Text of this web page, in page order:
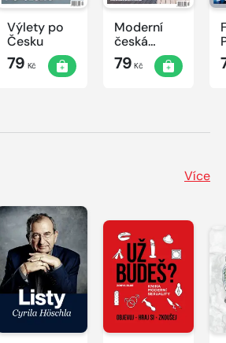
Výlety po
Česku
79 Kč
Moderní
česká
architektura
79 Kč
Více